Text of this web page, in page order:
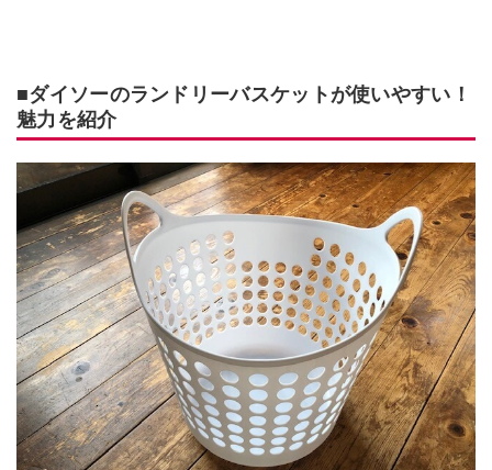
■ダイソーのランドリーバスケットが使いやすい！
魅力を紹介